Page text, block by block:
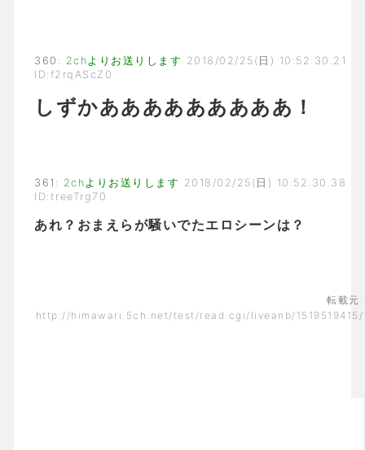
360 : 2chよりお送りします 2018/02/25(日) 10:52:30.21
ID:f2rqAScZ0
しずかあああああああああ！
361 : 2chよりお送りします 2018/02/25(日) 10:52:30.38
ID:treeTrg70
あれ？おまえらが騒いでたエロシーンは？
転載元:
http://himawari.5ch.net/test/read.cgi/liveanb/1519519415/